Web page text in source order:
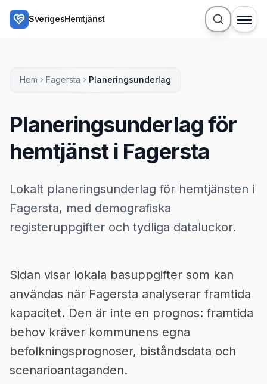
Hoppa till huvudinnehåll
SverigesHemtjänst
Hem Fagersta Planeringsunderlag
Planeringsunderlag för
hemtjänst i Fagersta
Lokalt planeringsunderlag för hemtjänsten i
Fagersta, med demografiska
registeruppgifter och tydliga dataluckor.
Sidan visar lokala basuppgifter som kan
användas när Fagersta analyserar framtida
kapacitet. Den är inte en prognos: framtida
behov kräver kommunens egna
befolkningsprognoser, biståndsdata och
scenarioantaganden.